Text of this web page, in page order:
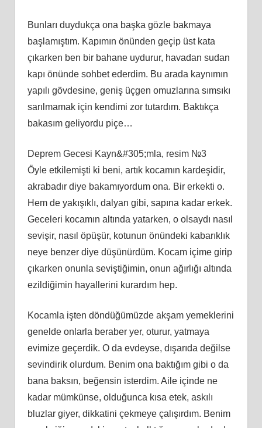
Bunları duydukça ona başka gözle bakmaya
başlamıştım. Kapımın önünden geçip üst kata
çıkarken ben bir bahane uydurur, havadan sudan
kapı önünde sohbet ederdim. Bu arada kaynımın
yapılı gövdesine, geniş üçgen omuzlarına sımsıkı
sarılmamak için kendimi zor tutardım. Baktıkça
bakasım geliyordu piçe…
Deprem Gecesi Kayn&#305;mla, resim №3
Öyle etkilemişti ki beni, artık kocamın kardeşidir,
akrabadır diye bakamıyordum ona. Bir erkekti o.
Hem de yakışıklı, dalyan gibi, sapına kadar erkek.
Geceleri kocamın altında yatarken, o olsaydı nasıl
sevişir, nasıl öpüşür, kotunun önündeki kabarıklık
neye benzer diye düşünürdüm. Kocam içime girip
çıkarken onunla seviştiğimin, onun ağırlığı altında
ezildiğimin hayallerini kurardım hep.
Kocamla işten döndüğümüzde akşam yemeklerini
genelde onlarla beraber yer, oturur, yatmaya
evimize geçerdik. O da evdeyse, dışarıda değilse
sevindirik olurdum. Benim ona baktığım gibi o da
bana baksın, beğensin isterdim. Aile içinde ne
kadar mümkünse, olduğunca kısa etek, askılı
bluzlar giyer, dikkatini çekmeye çalışırdım. Benim